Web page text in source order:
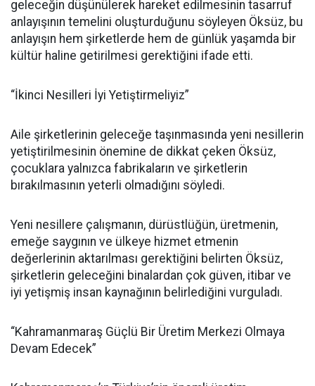
geleceğin düşünülerek hareket edilmesinin tasarruf
anlayışının temelini oluşturduğunu söyleyen Öksüz, bu
anlayışın hem şirketlerde hem de günlük yaşamda bir
kültür haline getirilmesi gerektiğini ifade etti.
“İkinci Nesilleri İyi Yetiştirmeliyiz”
Aile şirketlerinin geleceğe taşınmasında yeni nesillerin
yetiştirilmesinin önemine de dikkat çeken Öksüz,
çocuklara yalnızca fabrikaların ve şirketlerin
bırakılmasının yeterli olmadığını söyledi.
Yeni nesillere çalışmanın, dürüstlüğün, üretmenin,
emeğe saygının ve ülkeye hizmet etmenin
değerlerinin aktarılması gerektiğini belirten Öksüz,
şirketlerin geleceğini binalardan çok güven, itibar ve
iyi yetişmiş insan kaynağının belirlediğini vurguladı.
“Kahramanmaraş Güçlü Bir Üretim Merkezi Olmaya
Devam Edecek”